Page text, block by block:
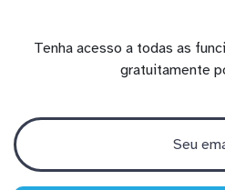
Tenha acesso a todas as
gratuitamente